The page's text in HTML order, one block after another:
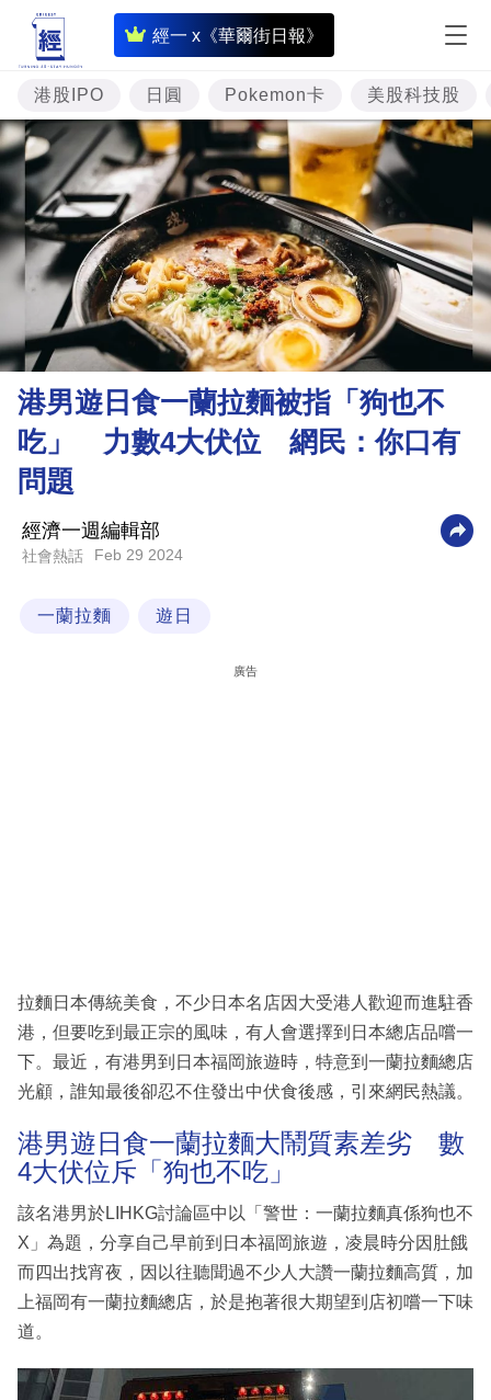
經一 x《華爾街日報》
即
時
財
經
專
題
投
資
樓
市
理
財
商
科
技
港股IPO 日圓 Pokemon卡 美股科技股
港男遊日食一蘭拉麵被指「狗也不
吃」 力數4大伏位 網民：你口有
問題
經濟一週編輯部
社會熱話 Feb 29 2024
一蘭拉麵 遊日
廣告
拉麵日本傳統美食，不少日本名店因大受港人歡迎而進駐香
港，但要吃到最正宗的風味，有人會選擇到日本總店品嚐一
下。最近，有港男到日本福岡旅遊時，特意到一蘭拉麵總店
光顧，誰知最後卻忍不住發出中伏食後感，引來網民熱議。
港男遊日食一蘭拉麵大鬧質素差劣 數
4大伏位斥「狗也不吃」
該名港男於LIHKG討論區中以「警世：一蘭拉麵真係狗也不
X」為題，分享自己早前到日本福岡旅遊，凌晨時分因肚餓
而四出找宵夜，因以往聽聞過不少人大讚一蘭拉麵高質，加
上福岡有一蘭拉麵總店，於是抱著很大期望到店初嚐一下味
道。